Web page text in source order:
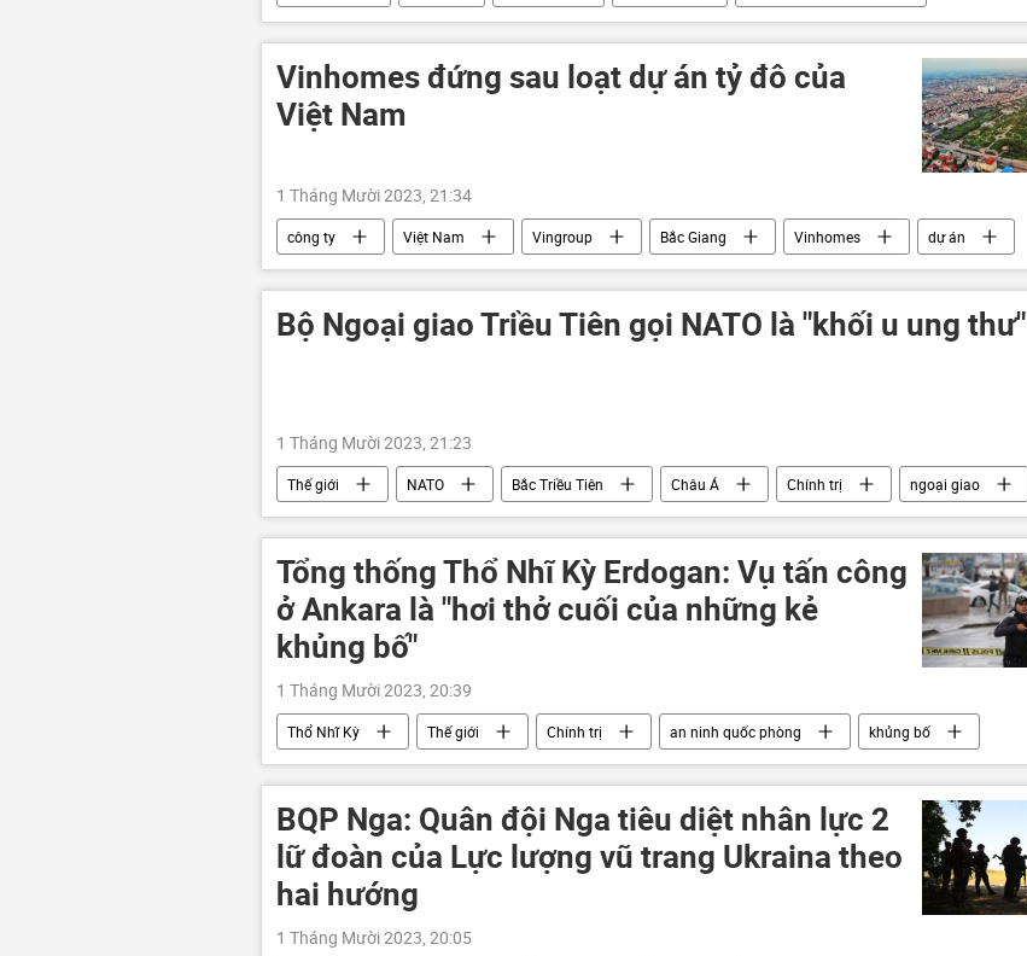
tàu ngầm
Hải quân Anh
Vinhomes đứng sau loạt dự án tỷ đô của
Việt Nam
1 Tháng Mười 2023, 21:34
công ty Việt Nam Vingroup Bắc Giang Vinhomes
dự án
đầu tư
xây dựng
Bộ Ngoại giao Triều Tiên gọi NATO là "khối u ung thư"
1 Tháng Mười 2023, 21:23
Thế giới NATO Bắc Triều Tiên Châu Á Chính trị ngoại giao
Tổng thống Thổ Nhĩ Kỳ Erdogan: Vụ tấn công
ở Ankara là "hơi thở cuối của những kẻ
khủng bố"
1 Tháng Mười 2023, 20:39
Thổ Nhĩ Kỳ Thế giới Chính trị an ninh quốc phòng
khủng bố
vụ nổ
BQP Nga: Quân đội Nga tiêu diệt nhân lực 2
lữ đoàn của Lực lượng vũ trang Ukraina theo
hai hướng
1 Tháng Mười 2023, 20:05